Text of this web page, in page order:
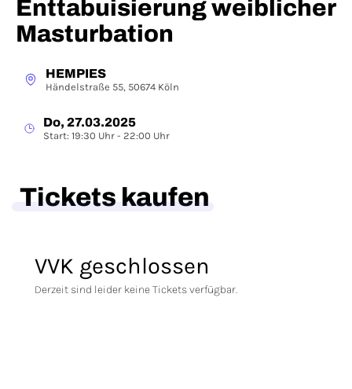
Enttabuisierung weiblicher
Masturbation
HEMPIES
Händelstraße 55, 50674 Köln
Do, 27.03.2025
Start: 19:30 Uhr - 22:00 Uhr
Tickets kaufen
VVK geschlossen
Derzeit sind leider keine Tickets verfügbar.